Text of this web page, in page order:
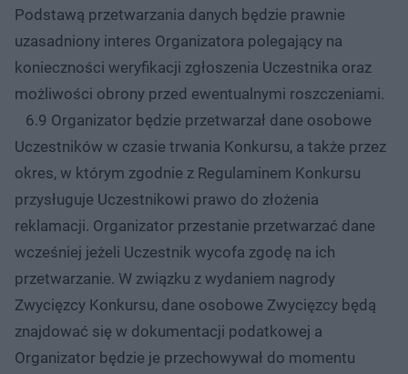
Podstawą przetwarzania danych będzie prawnie
uzasadniony interes Organizatora polegający na
konieczności weryfikacji zgłoszenia Uczestnika oraz
możliwości obrony przed ewentualnymi roszczeniami.
6.9 Organizator będzie przetwarzał dane osobowe
Uczestników w czasie trwania Konkursu, a także przez
okres, w którym zgodnie z Regulaminem Konkursu
przysługuje Uczestnikowi prawo do złożenia
reklamacji. Organizator przestanie przetwarzać dane
wcześniej jeżeli Uczestnik wycofa zgodę na ich
przetwarzanie. W związku z wydaniem nagrody
Zwycięzcy Konkursu, dane osobowe Zwycięzcy będą
znajdować się w dokumentacji podatkowej a
Organizator będzie je przechowywał do momentu